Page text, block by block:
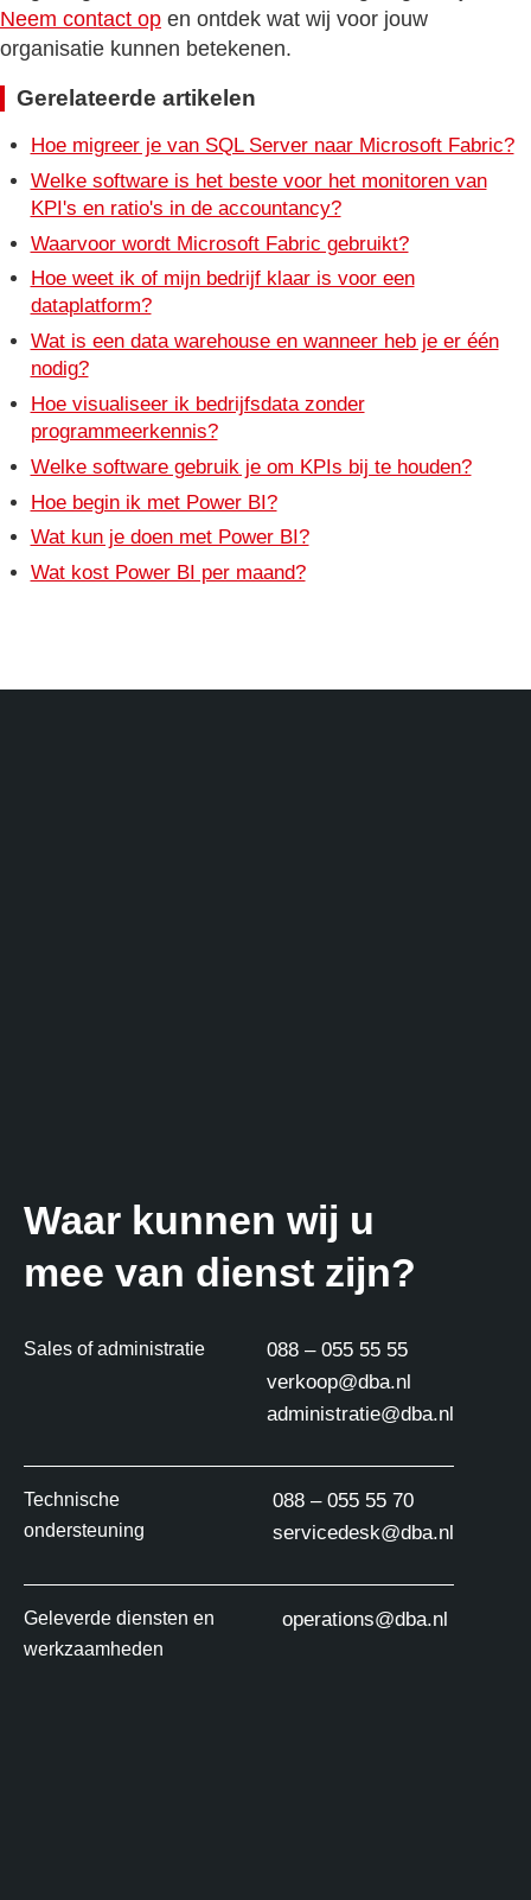
Neem contact op en ontdek wat wij voor jouw
organisatie kunnen betekenen.
Gerelateerde artikelen
Hoe migreer je van SQL Server naar Microsoft Fabric?
Welke software is het beste voor het monitoren van
KPI's en ratio's in de accountancy?
Waarvoor wordt Microsoft Fabric gebruikt?
Hoe weet ik of mijn bedrijf klaar is voor een
dataplatform?
Wat is een data warehouse en wanneer heb je er één
nodig?
Hoe visualiseer ik bedrijfsdata zonder
programmeerkennis?
Welke software gebruik je om KPIs bij te houden?
Hoe begin ik met Power BI?
Wat kun je doen met Power BI?
Wat kost Power BI per maand?
Waar kunnen wij u
mee van dienst zijn?
Sales of administratie
088 – 055 55 55
verkoop@dba.nl
administratie@dba.nl
Technische
ondersteuning
088 – 055 55 70
servicedesk@dba.nl
Geleverde diensten en
werkzaamheden
operations@dba.nl